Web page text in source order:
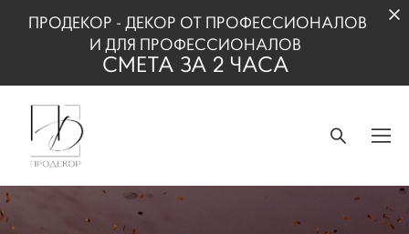
ПРОДЕКОР - ДЕКОР ОТ ПРОФЕССИОНАЛОВ
И ДЛЯ ПРОФЕССИОНАЛОВ
СМЕТА ЗА 2 ЧАСА